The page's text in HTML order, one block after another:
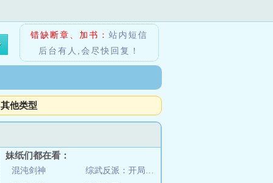
错缺断章、加书： 站内短信
后台有人,会尽快回复！
其他类型
妹纸们都在看：
混沌剑神
综武反派：开局征服宁中则